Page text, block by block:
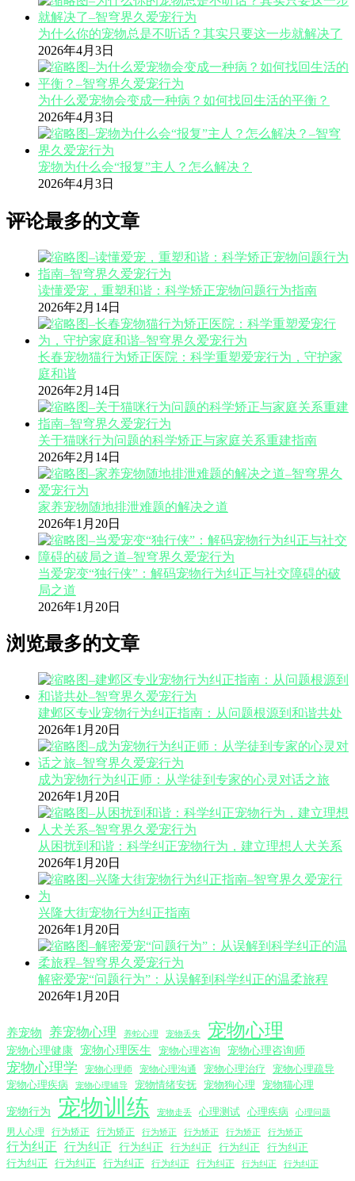
为什么你的宠物总是不听话？其实只要这一步就解决了
2026年4月3日
为什么爱宠物会变成一种病？如何找回生活的平衡？
2026年4月3日
宠物为什么会“报复”主人？怎么解决？
2026年4月3日
评论最多的文章
读懂爱宠，重塑和谐：科学矫正宠物问题行为指南
2026年2月14日
长春宠物猫行为矫正医院：科学重塑爱宠行为，守护家
庭和谐
2026年2月14日
关于猫咪行为问题的科学矫正与家庭关系重建指南
2026年2月14日
家养宠物随地排泄难题的解决之道
2026年1月20日
当爱宠变“独行侠”：解码宠物行为纠正与社交障碍的破
局之道
2026年1月20日
浏览最多的文章
建邺区专业宠物行为纠正指南：从问题根源到和谐共处
2026年1月20日
成为宠物行为纠正师：从学徒到专家的心灵对话之旅
2026年1月20日
从困扰到和谐：科学纠正宠物行为，建立理想人犬关系
2026年1月20日
兴隆大街宠物行为纠正指南
2026年1月20日
解密爱宠“问题行为”：从误解到科学纠正的温柔旅程
2026年1月20日
养宠物 养宠物心理 养蛇心理 宠物丢失 宠物心理
宠物心理健康 宠物心理医生 宠物心理咨询 宠物心理咨询师
宠物心理学 宠物心理师 宠物心理沟通 宠物心理治疗
宠物心理疏导
宠物心理疾病
宠物心理辅导 宠物情绪安抚 宠物狗心理 宠物猫心理
宠物行为 宠物训练 宠物走丢 心理测试 心理疾病 心理问题
男人心理 行为矫正 行为矫正 行为矫正 行为矫正 行为矫正 行为矫正
行为纠正 行为纠正 行为纠正 行为纠正 行为纠正
行为纠正
行为纠正
行为纠正 行为纠正 行为纠正 行为纠正 行为纠正 行为纠正